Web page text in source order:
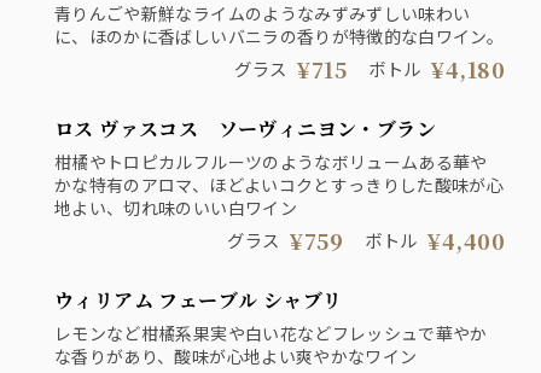
青りんごや新鮮なライムのようなみずみずしい味わい
に、ほのかに香ばしいバニラの香りが特徴的な白ワイン。
グラス ¥715 ボトル ¥4,180
ロス ヴァスコス ソーヴィニヨン・ブラン
柑橘やトロピカルフルーツのようなボリュームある華や
かな特有のアロマ、ほどよいコクとすっきりした酸味が心
地よい、切れ味のいい白ワイン
グラス ¥759 ボトル ¥4,400
ウィリアム フェーブル シャブリ
レモンなど柑橘系果実や白い花などフレッシュで華やか
な香りがあり、酸味が心地よい爽やかなワイン